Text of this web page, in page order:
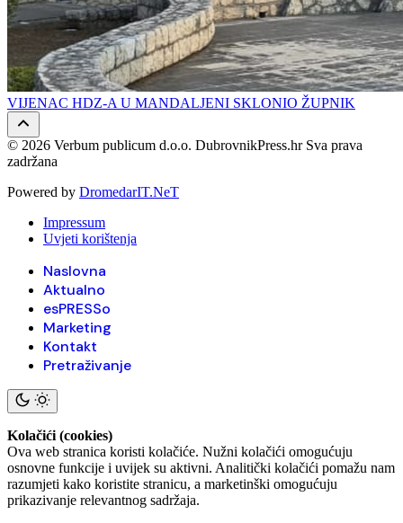
VIJENAC HDZ-A U MANDALJENI SKLONIO ŽUPNIK
© 2026 Verbum publicum d.o.o. DubrovnikPress.hr Sva prava
zadržana
Powered by DromedarIT.NeT
Impressum
Uvjeti korištenja
Naslovna
Aktualno
esPRESSo
Marketing
Kontakt
Pretraživanje
Kolačići (cookies)
Ova web stranica koristi kolačiće. Nužni kolačići omogućuju
osnovne funkcije i uvijek su aktivni. Analitički kolačići pomažu nam
razumjeti kako koristite stranicu, a marketinški omogućuju
prikazivanje relevantnog sadržaja.